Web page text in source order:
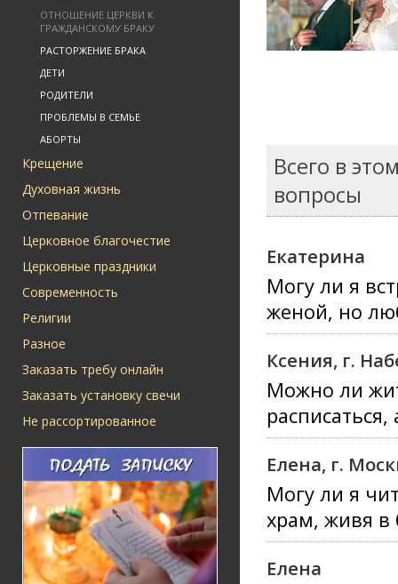
ОТНОШЕНИЕ ЦЕРКВИ К
ГРАЖДАНСКОМУ БРАКУ
РАСТОРЖЕНИЕ БРАКА
ДЕТИ
РОДИТЕЛИ
ПРОБЛЕМЫ В СЕМЬЕ
АБОРТЫ
Крещение
Духовная жизнь
Отпевание
Церковное благочестие
Церковные праздники
Современность
Религии
Разное
Заказать требу онлайн
Заказать установку свечи
Не рассортированное
Всего в
вопросы
Екатерина
Могу ли я
женой, но
Ксения, г.
Можно ли
Елена, г.
Могу ли я
храм, живя в
Елена